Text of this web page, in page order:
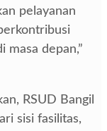
pelayanan
masa depan,”
RSUD Bangil
sisi fasilitas,